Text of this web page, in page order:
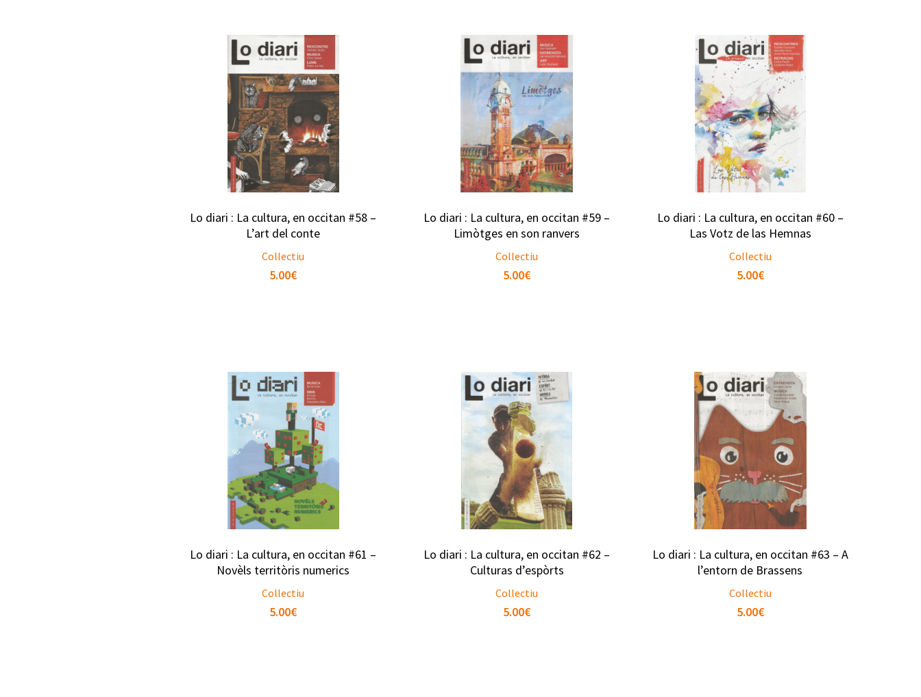
Lo diari : La cultura, en occitan #58 –
L’art del conte
Collectiu
5.00€
Lo diari : La cultura, en occitan #59 –
Limòtges en son ranvers
Collectiu
5.00€
Lo diari : La cultura, en occitan #60 –
Las Votz de las Hemnas
Collectiu
5.00€
Lo diari : La cultura, en occitan #61 –
Novèls territòris numerics
Collectiu
5.00€
Lo diari : La cultura, en occitan #62 –
Culturas d’espòrts
Collectiu
5.00€
Lo diari : La cultura, en occitan #63 – A
l’entorn de Brassens
Collectiu
5.00€